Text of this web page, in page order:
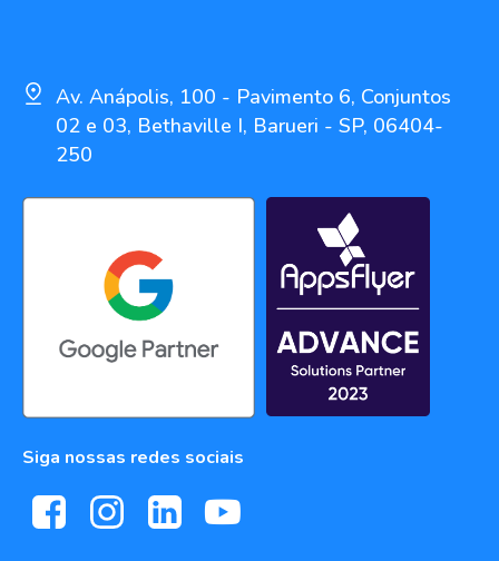
Av. Anápolis, 100 - Pavimento 6, Conjuntos
02 e 03, Bethaville I, Barueri - SP, 06404-
250
Siga nossas redes sociais